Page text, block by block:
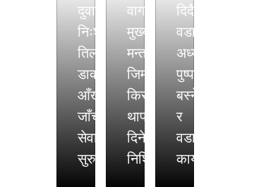
दुवाकोटमा
निःशुल्क
तिलगंगाका
डाक्टरद्धारा
आँखा
जाँच
सेवा
सुरु
वागमतिमा
मुख्य
मन्त्रीको
जिम्मवारी
किरण
थापालाई
दिने
निश्चित
दिदै
वडा
अध्यक्ष
पुष्पराज
बस्नेत
र
वडा
कार्यालय